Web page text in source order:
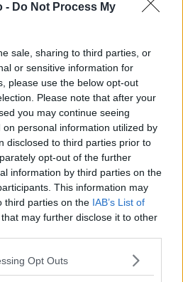
- Do Not Process My
sale, sharing to third parties, or
or sensitive information for
please use the below opt-out
Please note that after your
you may continue seeing
personal information utilized by
disclosed to third parties prior to
opt-out of the further
information by third parties on the
This information may
third parties on the IAB’s List of
that may further disclose it to other
Opt Outs
și ardei – rețetă simplă de vară –
28.07.2026